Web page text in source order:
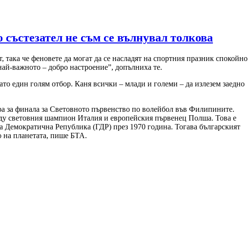
не съм се вълнувал толкова
че феновете да могат да се насладят на спортния празник спокойно
важното – добро настроение”, допълниха те.
един голям отбор. Каня всички – млади и големи – да излезем заедно
за финала за Световното първенство по волейбол във Филипините.
световния шампион Италия и европейския първенец Полша. Това е
Република (ГДР) през 1970 година. Тогава българският
на планетата, пише БТА.